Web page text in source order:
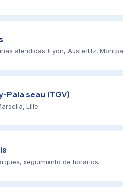
atendidas (Lyon, Austerlitz,
Palaiseau (TGV)
Lille.
seguimiento de horarios.